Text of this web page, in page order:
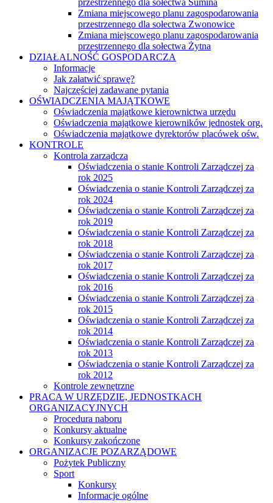
przestrzennego dla sołectwa Sumina
Zmiana miejscowego planu zagospodarowania
przestrzennego dla sołectwa Zwonowice
Zmiana miejscowego planu zagospodarowania
przestrzennego dla sołectwa Żytna
DZIAŁALNOŚĆ GOSPODARCZA
Informacje
Jak załatwić sprawę?
Najczęściej zadawane pytania
OŚWIADCZENIA MAJĄTKOWE
Oświadczenia majątkowe kierownictwa urzędu
Oświadczenia majątkowe kierowników jednostek org.
Oświadczenia majątkowe dyrektorów placówek ośw.
KONTROLE
Kontrola zarządcza
Oświadczenia o stanie Kontroli Zarządczej za
rok 2025
Oświadczenia o stanie Kontroli Zarządczej za
rok 2024
Oświadczenia o stanie Kontroli Zarządczej za
rok 2019
Oświadczenia o stanie Kontroli Zarządczej za
rok 2018
Oświadczenia o stanie Kontroli Zarządczej za
rok 2017
Oświadczenia o stanie Kontroli Zarządczej za
rok 2016
Oświadczenia o stanie Kontroli Zarządczej za
rok 2015
Oświadczenia o stanie Kontroli Zarządczej za
rok 2014
Oświadczenia o stanie Kontroli Zarządczej za
rok 2013
Oświadczenia o stanie Kontroli Zarządczej za
rok 2012
Kontrole zewnętrzne
PRACA W URZĘDZIE, JEDNOSTKACH
ORGANIZACYJNYCH
Procedura naboru
Konkursy aktualne
Konkursy zakończone
ORGANIZACJE POZARZĄDOWE
Pożytek Publiczny
Sport
Konkursy
Informacje ogólne